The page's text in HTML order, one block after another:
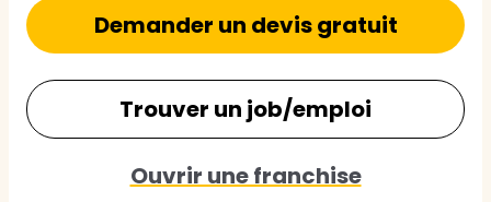
Demander un devis gratuit
Trouver un job/emploi
Ouvrir une franchise